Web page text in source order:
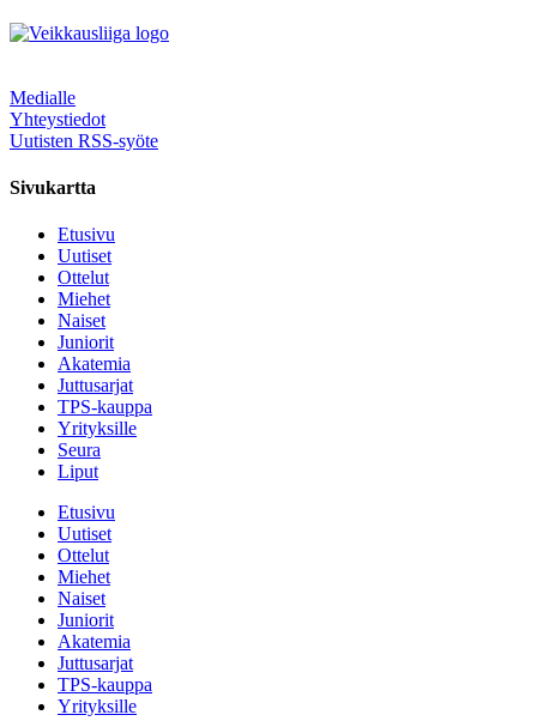
Medialle
Yhteystiedot
Uutisten RSS-syöte
Sivukartta
Etusivu
Uutiset
Ottelut
Miehet
Naiset
Juniorit
Akatemia
Juttusarjat
TPS-kauppa
Yrityksille
Seura
Liput
Etusivu
Uutiset
Ottelut
Miehet
Naiset
Juniorit
Akatemia
Juttusarjat
TPS-kauppa
Yrityksille